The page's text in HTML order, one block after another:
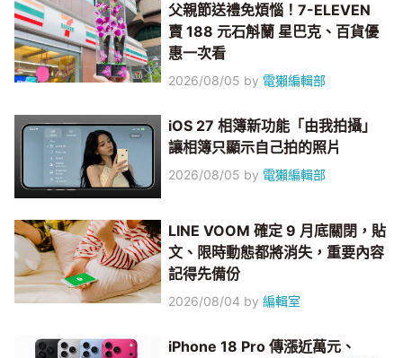
父親節送禮免煩惱！7-ELEVEN
賣 188 元石斛蘭 星巴克、百貨優
惠一次看
2026/08/05 by 電獺編輯部
iOS 27 相簿新功能「由我拍攝」
讓相簿只顯示自己拍的照片
2026/08/05 by 電獺編輯部
LINE VOOM 確定 9 月底關閉，貼
文、限時動態都將消失，重要內容
記得先備份
2026/08/04 by編輯室
iPhone 18 Pro 傳漲近萬元、